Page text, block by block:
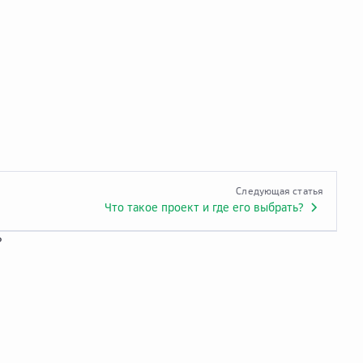
Следующая статья
Что такое проект и где его выбрать?